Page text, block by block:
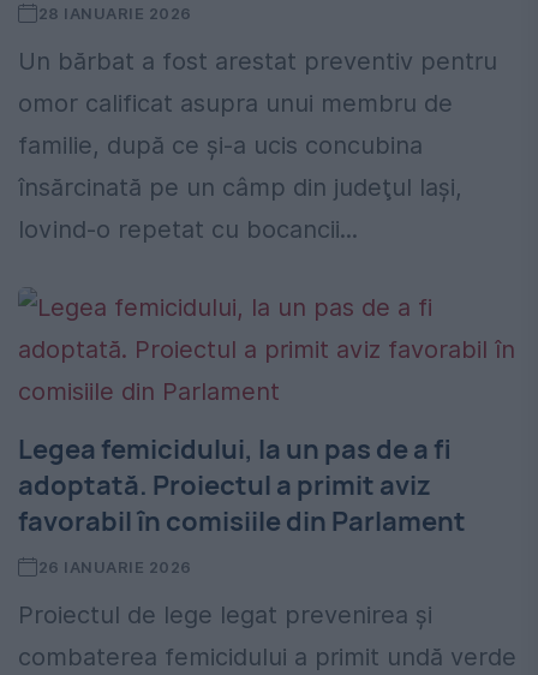
28 IANUARIE 2026
Un bărbat a fost arestat preventiv pentru
omor calificat asupra unui membru de
familie, după ce şi-a ucis concubina
însărcinată pe un câmp din judeţul Iaşi,
lovind-o repetat cu bocancii...
Legea femicidului, la un pas de a fi
adoptată. Proiectul a primit aviz
favorabil în comisiile din Parlament
26 IANUARIE 2026
Proiectul de lege legat prevenirea și
combaterea femicidului a primit undă verde